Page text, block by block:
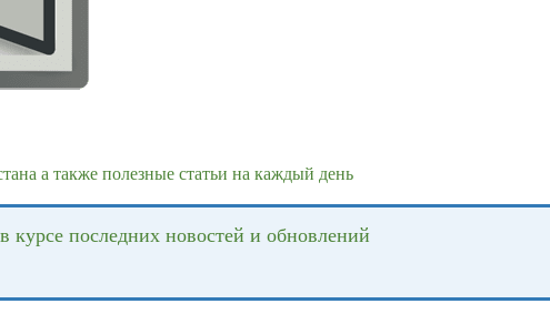
а также полезные статьи на каждый день
курсе последних новостей и обновлений